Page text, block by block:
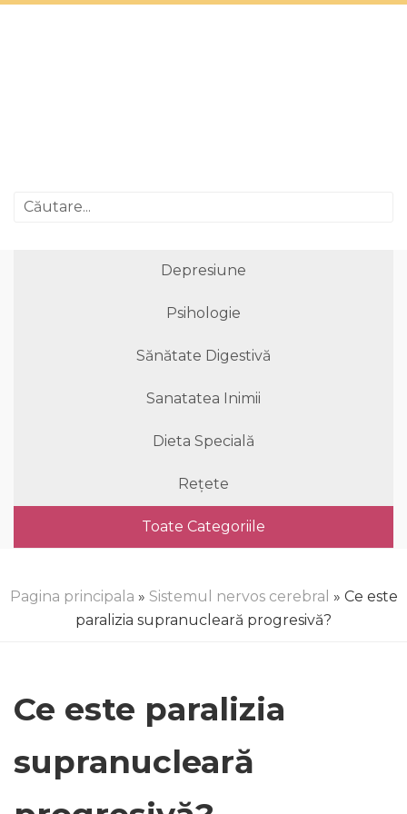
Depresiune
Psihologie
Sănătate Digestivă
Sanatatea Inimii
Dieta Specială
Rețete
Toate Categoriile
Pagina principala » Sistemul nervos cerebral » Ce este
paralizia supranucleară progresivă?
Ce este paralizia
supranucleară